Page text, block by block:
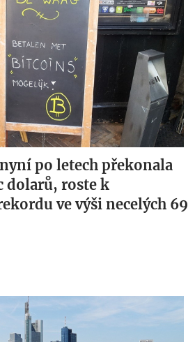
po letech překonala
dolarů, roste k
ve výši necelých 69